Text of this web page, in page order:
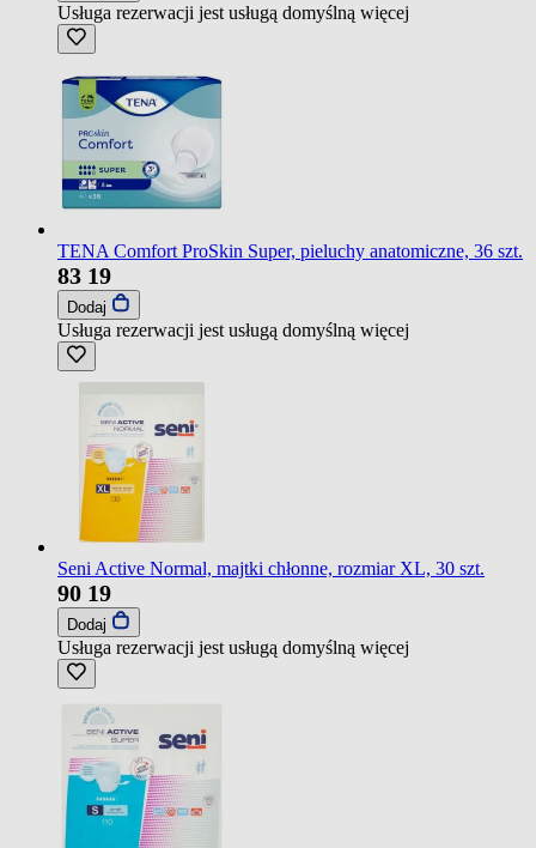
Usługa rezerwacji jest usługą domyślną więcej
TENA Comfort ProSkin Super, pieluchy anatomiczne, 36 szt.
83 19
Dodaj
Usługa rezerwacji jest usługą domyślną więcej
Seni Active Normal, majtki chłonne, rozmiar XL, 30 szt.
90 19
Dodaj
Usługa rezerwacji jest usługą domyślną więcej